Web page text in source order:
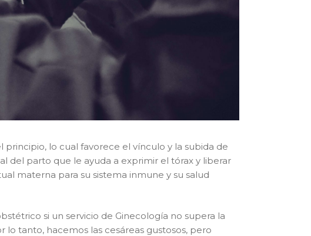
lo cual favorece el vínculo y la subida de
del parto que le ayuda a exprimir el tórax y liberar
materna para su sistema inmune y su salud
si un servicio de Ginecología no supera la
lo tanto, hacemos las cesáreas gustosos, pero